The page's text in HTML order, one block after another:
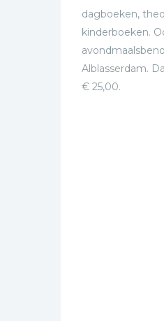
dagboeken,
kinderboeken.
Alblasserdam.
€ 25,00.